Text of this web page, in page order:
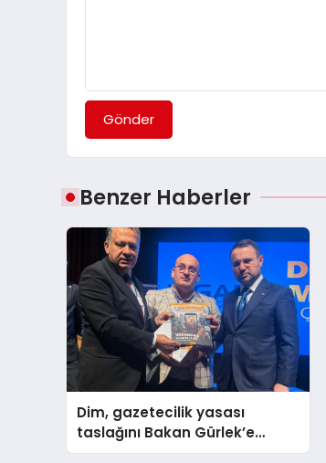
Gönder
Benzer Haberler
Dim, gazetecilik yasası
taslağını Bakan Gürlek’e
sundu